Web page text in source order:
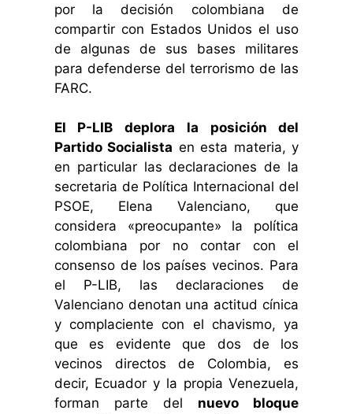
por la decisión colombiana de
compartir con Estados Unidos el uso
de algunas de sus bases militares
para defenderse del terrorismo de las
FARC.
El P-LIB deplora la posición del
Partido Socialista en esta materia, y
en particular las declaraciones de la
secretaria de Política Internacional del
PSOE, Elena Valenciano, que
considera «preocupante» la política
colombiana por no contar con el
consenso de los países vecinos. Para
el P-LIB, las declaraciones de
Valenciano denotan una actitud cínica
y complaciente con el chavismo, ya
que es evidente que dos de los
vecinos directos de Colombia, es
decir, Ecuador y la propia Venezuela,
forman parte del nuevo bloque